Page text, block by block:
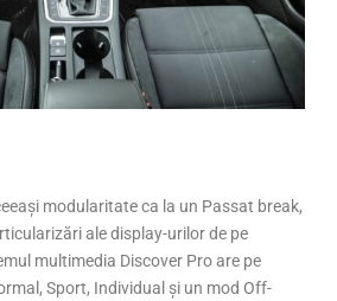
modularitate ca la un Passat break,
ale display-urilor de pe
multimedia Discover Pro are pe
Sport, Individual și un mod Off-